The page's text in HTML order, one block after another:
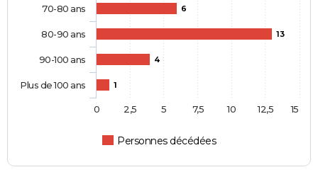
6
13
4
1
Personnes décédées
70-80 ans
80-90 ans
90-100 ans
Plus de 100 ans
0 2,5 5 7,5 10 12,5 15